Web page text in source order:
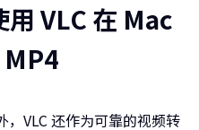
VLC 在 Mac
VLC 还作为可靠的视频转